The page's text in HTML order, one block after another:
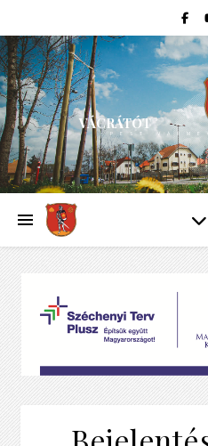
VÁCRÁTÓT
PEST